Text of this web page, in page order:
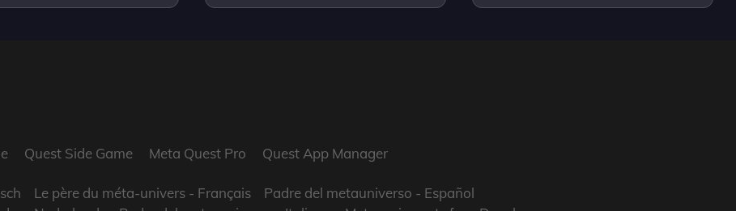
Quest Side Game Meta Quest Pro Quest App Manager
Le père du méta-univers- Français Padre del metauniverso - Español